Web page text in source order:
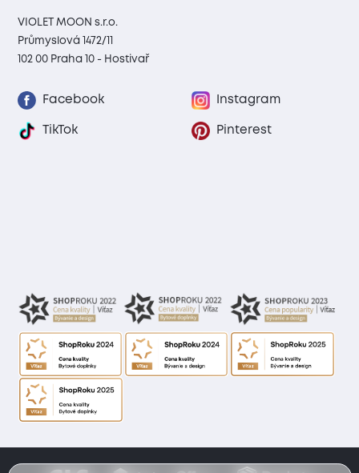
VIOLET MOON s.r.o.
Průmyslová 1472/11
102 00 Praha 10 - Hostivař
Facebook Instagram
TikTok Pinterest